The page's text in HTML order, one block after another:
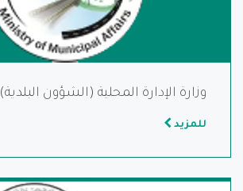
وزارة الإدارة المحلية (الشؤون البلدية)
للمزيد